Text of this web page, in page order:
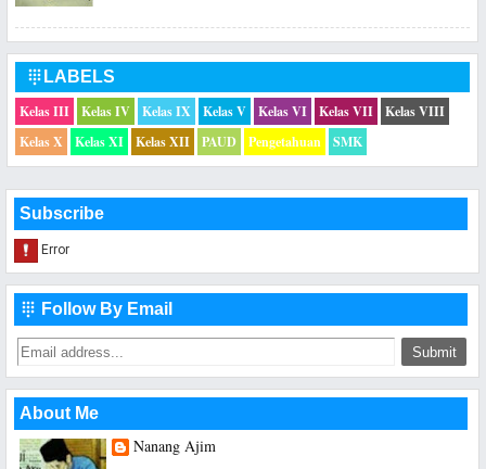
 LABELS
Kelas III
Kelas IV Kelas IX Kelas V Kelas VI Kelas VII
Kelas VIII
Kelas X
Kelas XI Kelas XII PAUD Pengetahuan SMK
Subscribe
 Follow By Email
About Me
Nanang Ajim